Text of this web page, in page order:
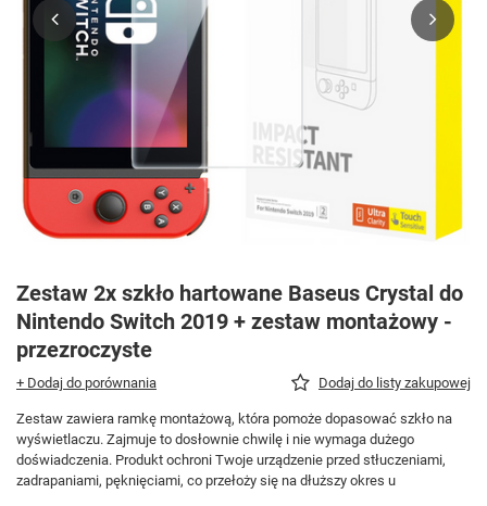
Zestaw 2x szkło hartowane Baseus Crystal do
Nintendo Switch 2019 + zestaw montażowy -
przezroczyste
+ Dodaj do porównania Dodaj do listy zakupowej
Zestaw zawiera ramkę montażową, która pomoże dopasować szkło na
wyświetlaczu. Zajmuje to dosłownie chwilę i nie wymaga dużego
doświadczenia. Produkt ochroni Twoje urządzenie przed stłuczeniami,
zadrapaniami, pęknięciami, co przełoży się na dłuższy okres u